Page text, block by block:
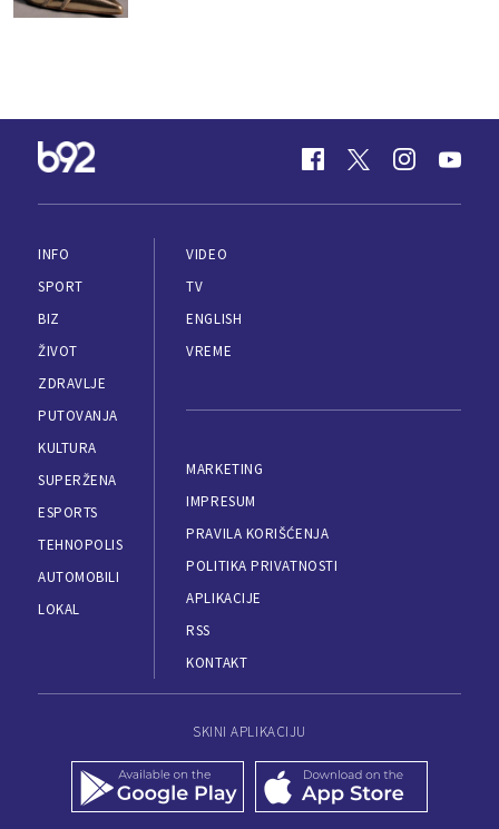
INFO
SPORT
BIZ
ŽIVOT
ZDRAVLJE
PUTOVANJA
KULTURA
SUPERŽENA
ESPORTS
TEHNOPOLIS
AUTOMOBILI
LOKAL
VIDEO
TV
ENGLISH
VREME
MARKETING
IMPRESUM
PRAVILA KORIŠĆENJA
POLITIKA PRIVATNOSTI
APLIKACIJE
RSS
KONTAKT
SKINI APLIKACIJU